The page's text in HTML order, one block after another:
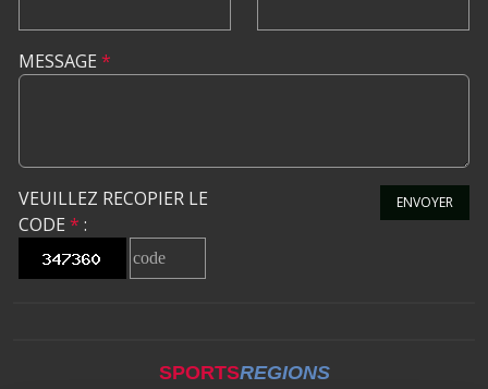
MESSAGE *
VEUILLEZ RECOPIER LE
CODE * :
ENVOYER
SPORTSREGIONS